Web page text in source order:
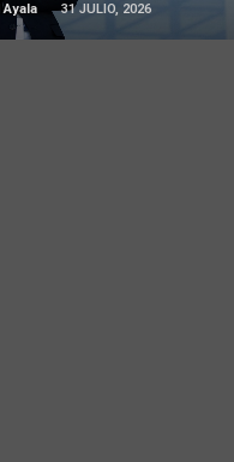
Ayala 31 JULIO, 2026